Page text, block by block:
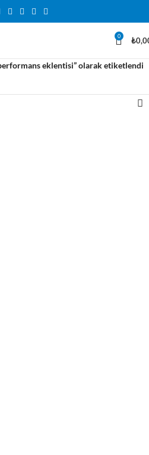
0 ₺
eklentisi” olarak etiketlendi